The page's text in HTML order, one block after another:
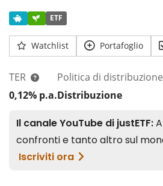
ETF
Watchlist Portafoglio
TER
0,12% p.a.
Politica di distribuzione
Distribuzione